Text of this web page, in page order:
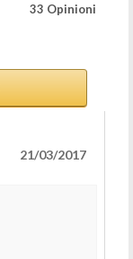
33 Opinioni
21/03/2017